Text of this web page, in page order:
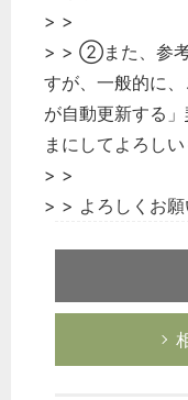
> >
> > ②また、参考
すが、一般的に
が自動更新する」
まにしてよろし
> >
> > よろしくお願
秘